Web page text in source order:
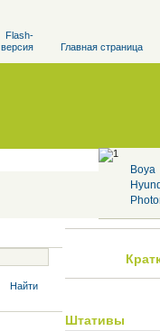
Flash-
версия
Главная страница
Boya
Найти
Штативы